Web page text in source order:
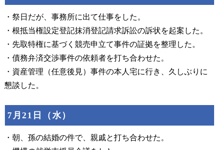
・祭日だが、事務所に出て仕事をした。
・根抵当権設定登記抹消登記請求訴訟の訴状を起案した。
・先取特権に基づく競売申立て事件の証拠を整理した。
・債務弁済交渉事件の依頼者を打ち合わせた。
・資産管理（任意後見）事件の本人宅に行き、久しぶりに
懇談した。
7月21日（水）
・朝、孫の結婚の件で、親戚と打ち合わせた。